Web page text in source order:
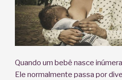
Quando um bebê nasce
Ele normalmente passa por